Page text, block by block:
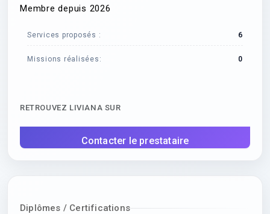
Membre depuis 2026
Services proposés : 6
Missions réalisées: 0
RETROUVEZ LIVIANA SUR
Contacter le prestataire
Diplômes / Certifications